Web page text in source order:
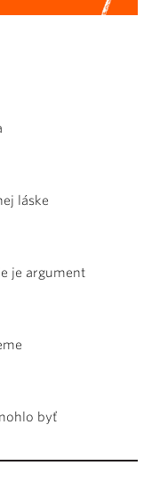
láske
je argument
byť